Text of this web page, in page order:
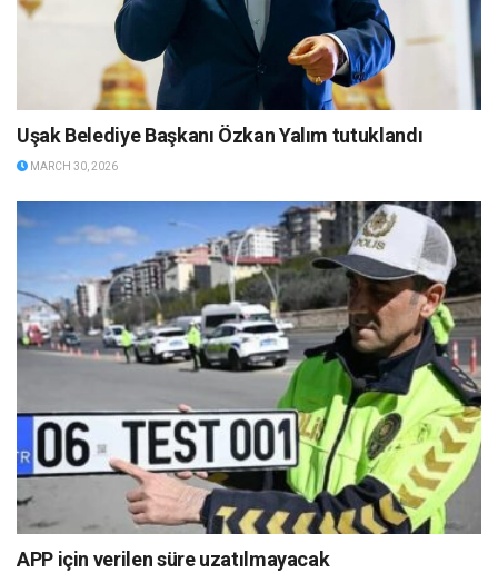
Uşak Belediye Başkanı Özkan Yalım tutuklandı
MARCH 30, 2026
APP için verilen süre uzatılmayacak